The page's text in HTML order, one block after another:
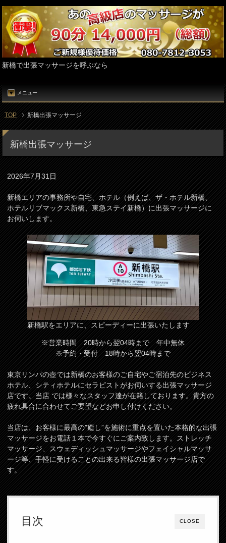
新橋で出張マッサージを呼ぶなら
メニュー
TOP 新橋出張マッサージ
新橋出張マッサージ
2026年7月31日
新橋エリアの事務所や自宅、ホテル（例えば、ザ・ホテル新橋、
ホテルリブマックス新橋、東急ステイ新橋）に出張マッサージに
お伺いします。
新橋駅をエリアに、スピーディーに出張いたします
※営業時間 20時から翌04時まで 年中無休
※予約・受付 18時から翌04時まで
東京リンパの壺では新橋のお客様のご自宅やご宿泊先のビジネス
ホテル、シティホテルにセラピストがお伺いする出張マッサージ
店です。当店 では様々なスタッフ達が在籍しております。貴方の
疲れ具合に合わせてご要望などお申し付けください。
当店は、お客様に最高の”癒し”を施術に重点を置いた本格的な出張
マッサージをお電話１本で今すぐにご案内致します。ストレッチ
マッサージ、スウェディッシュマッサージやフェイシャルマッサ
ージ等、手軽に受けることの出来る皆様の出張マッサージ店で
す。
CLOSE
目次